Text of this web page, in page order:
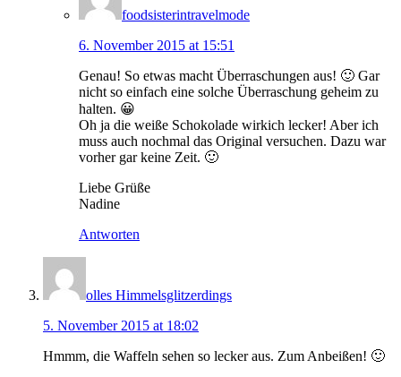
foodsisterintravelmode
6. November 2015 at 15:51
Genau! So etwas macht Überraschungen aus! 🙂 Gar
nicht so einfach eine solche Überraschung geheim zu
halten. 😀
Oh ja die weiße Schokolade wirkich lecker! Aber ich
muss auch nochmal das Original versuchen. Dazu war
vorher gar keine Zeit. 🙂
Liebe Grüße
Nadine
Antworten
olles Himmelsglitzerdings
5. November 2015 at 18:02
Hmmm, die Waffeln sehen so lecker aus. Zum Anbeißen! 🙂